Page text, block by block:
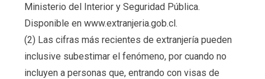
Ministerio del Interior y Seguridad Pública.
Disponible en www.extranjeria.gob.cl.
(2) Las cifras más recientes de extranjería pueden
inclusive subestimar el fenómeno, por cuando no
incluyen a personas que, entrando con visas de